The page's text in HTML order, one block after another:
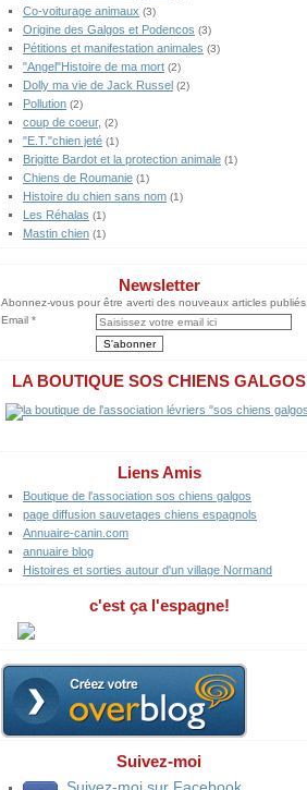
Co-voiturage animaux (3)
Origine des Galgos et Podencos (3)
Pétitions et manifestation animales (3)
"Angel"Histoire de ma mort (2)
Dolly ma vie de Jack Russel (2)
Pollution (2)
coup de coeur, (2)
"E.T."chien jeté (1)
Brigitte Bardot et la protection animale (1)
Chiens de Roumanie (1)
Histoire du chien sans nom (1)
Les Réhalas (1)
Mastin chien (1)
Newsletter
Abonnez-vous pour être averti des nouveaux articles publiés.
Email
LA BOUTIQUE SOS CHIENS GALGOS
Liens Amis
Boutique de l'association sos chiens galgos
page diffusion sauvetages chiens espagnols
Annuaire-canin.com
annuaire blog
Histoires et sorties autour d'un village Normand
c'est ça l'espagne!
Suivez-moi